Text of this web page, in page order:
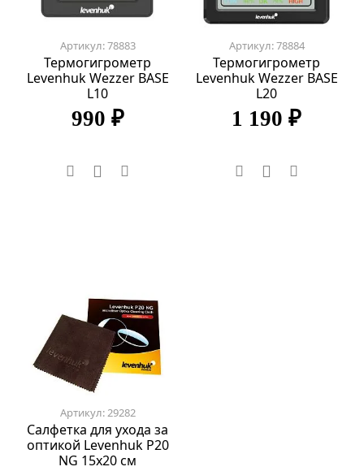
Артикул: 78883
Термогигрометр
Levenhuk Wezzer BASE
L10
990 ₽
Артикул: 78884
Термогигрометр
Levenhuk Wezzer BASE
L20
1 190 ₽
Артикул: 29282
Салфетка для ухода за
оптикой Levenhuk P20
NG 15x20 см